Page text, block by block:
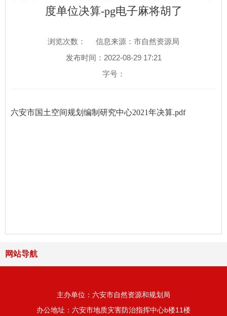
度单位决算-pg电子麻将胡了
浏览次数：
信息来源：市自然资源局
发布时间：2022-08-29 17:21
字号：
六安市国土空间规划编制研究中心2021年决算.pdf
网站导航
主办单位：六安市自然资源和规划局
办公地址：六安市地质灾害防治指挥中心b楼11楼